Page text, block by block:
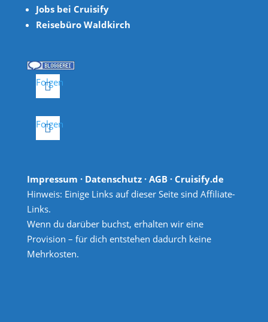
Jobs bei Cruisify
Reisebüro Waldkirch
Folgen
Folgen
Impressum · Datenschutz· AGB· Cruisify.de
Hinweis: Einige Links auf dieser Seite sind Affiliate-
Links.
Wenn du darüber buchst, erhalten wir eine
Provision – für dich entstehen dadurch keine
Mehrkosten.